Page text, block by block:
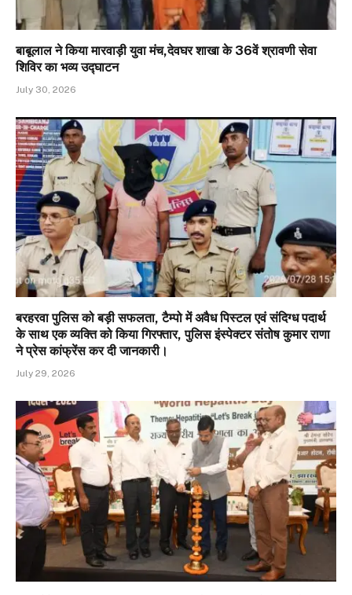
बाबूलाल ने किया मारवाड़ी युवा मंच,देवघर शाखा के 36वें श्रावणी सेवा
शिविर का भव्य उद्घाटन
July 30, 2026
बरहरवा पुलिस को बड़ी सफलता, टैम्पो में अवैध पिस्टल एवं संदिग्ध पदार्थ
के साथ एक व्यक्ति को किया गिरफ्तार, पुलिस इंस्पेक्टर संतोष कुमार राणा
ने प्रेस कांफ्रेंस कर दी जानकारी।
July 29, 2026